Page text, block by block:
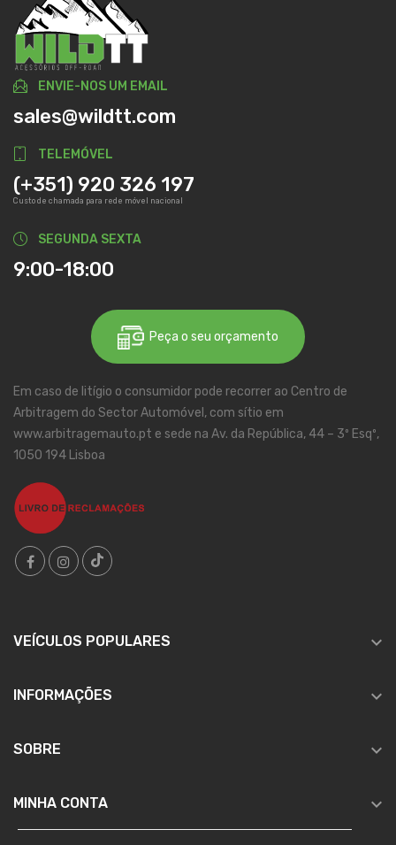
ENVIE-NOS UM EMAIL
sales@wildtt.com
TELEMÓVEL
(+351) 920 326 197
Custo de chamada para rede móvel nacional
SEGUNDA SEXTA
9:00-18:00
Peça o seu orçamento
Em caso de litígio o consumidor pode recorrer ao Centro de
Arbitragem do Sector Automóvel, com sítio em
www.arbitragemauto.pt e sede na Av. da República, 44 – 3º Esqº,
1050 194 Lisboa
VEÍCULOS POPULARES 
INFORMAÇÕES 
SOBRE 
MINHA CONTA 